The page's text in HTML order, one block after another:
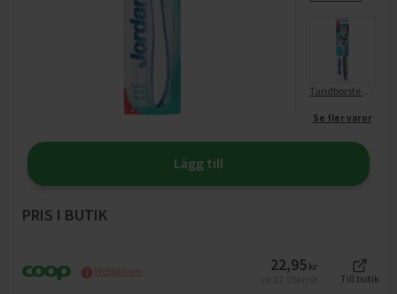
Tandborste Ultralite Soft
Se fler varor
Lägg till
PRIS I BUTIK
Webbpriser 22,95 kr
Till butik